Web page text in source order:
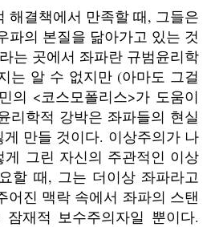
해결책에서 만족할 때, 그들은
파의 본질을 닮아가고 있는 것
는 곳에서 좌파란 규범윤리학
는 알 수 없지만 (아마도 그걸
의 <코스모폴리스>가 도움이
리학적 강박은 좌파들의 현실
만들 것이다. 이상주의가 나
그린 자신의 주관적인 이상
할 때, 그는 더이상 좌파라고
어진 맥락 속에서 좌파의 스탠
재적 보수주의자일 뿐이다.